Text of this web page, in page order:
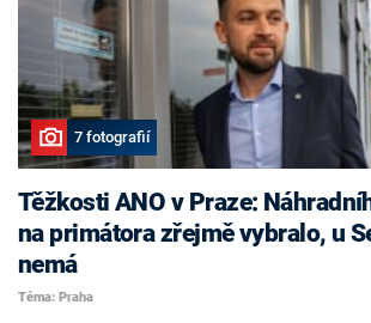
7 fotografií
Těžkosti ANO v Praze:
na primátora zřejmě vybralo, u
nemá
Téma: Praha